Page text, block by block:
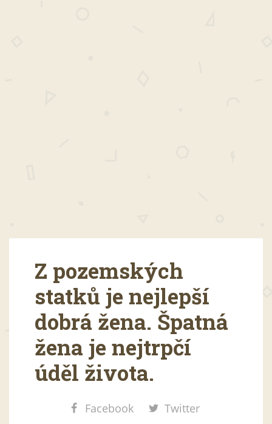
Z pozemských
statků je nejlepší
dobrá žena. Špatná
žena je nejtrpčí
úděl života.
Facebook
Twitter